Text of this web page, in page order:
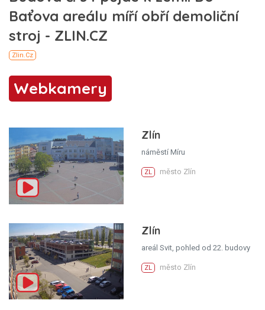
Webkamery
Zlín
náměstí Míru
ZL město Zlín
Zlín
areál Svit, pohled od 22. budovy
ZL město Zlín